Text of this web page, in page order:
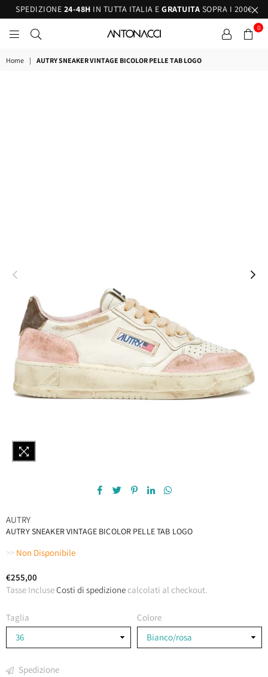
SPEDIZIONE 24-48H IN TUTTA ITALIA EGRATUITA SOPRA I 200€
ANTONACCI
0
Home | AUTRY SNEAKER VINTAGE BICOLOR PELLE TAB LOGO
AUTRY
AUTRY SNEAKER VINTAGE BICOLOR PELLE TAB LOGO
>> Non Disponibile
Costo
€255,00
Tasse IncluseCosti di spedizionecalcolati al checkout.
Taglia Colore
Spedizione